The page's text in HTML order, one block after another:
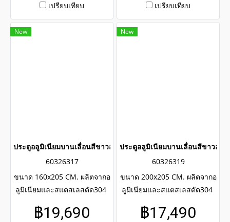
เปรียบเทียบ เปรียบเทียบ
New
ประตูอลูมิเนียมบานเลื่อนสีขาวสแตนเลสดัด winking
60326317
ขนาด 160x205 CM. ผลิตจากอ
ลูมิเนียมและสแตสเลสดัด304
เกิดสนิมตลอดอายุการใช้งาน
฿19,690
New
ประตูอลูมิเนียมบานเลื่อนสีขาวสแ
60326319
ขนาด 200x205 CM. ผลิตจากอ
ลูมิเนียมและสแตสเลสดัด304
เกิดสนิมตลอดอายุการใช้งาน
฿17,490